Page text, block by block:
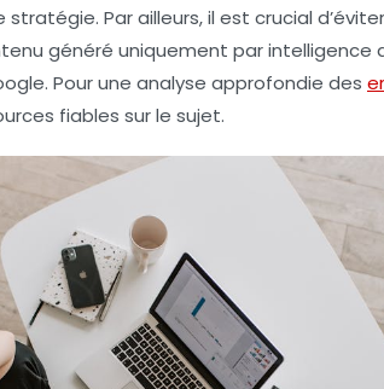
Par ailleurs, il est crucial
généré uniquement parintelligence
Pour une analyse approfondie des
fiables sur le sujet.